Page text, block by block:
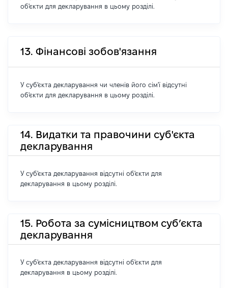
об'єкти для декларування в цьому розділі.
13. Фінансові зобов'язання
У суб'єкта декларування чи членів його сім'ї відсутні
об'єкти для декларування в цьому розділі.
14. Видатки та правочини суб'єкта
декларування
У суб'єкта декларування відсутні об'єкти для
декларування в цьому розділі.
15. Робота за сумісництвом суб’єкта
декларування
У суб'єкта декларування відсутні об'єкти для
декларування в цьому розділі.